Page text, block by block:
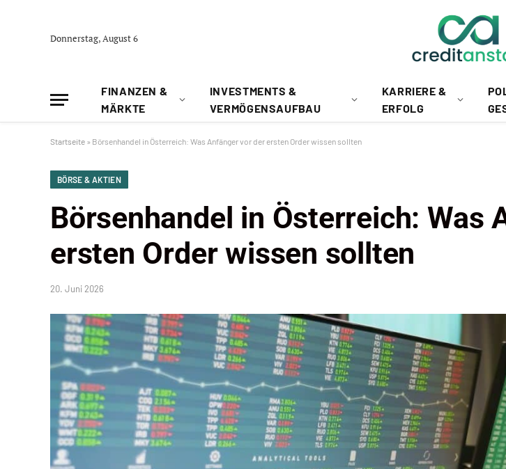
Donnerstag, August 6
FINANZEN &
MÄRKTE
INVESTMENTS &
VERMÖGENSAUFBAU
KARRIERE &
ERFOLG
Startseite » Börsenhandel in Österreich: Was Anfänger vor der ersten Order wissen sollten
BÖRSE & AKTIEN
Börsenhandel in Österreich: Was
ersten Order wissen sollten
20. Juni 2026